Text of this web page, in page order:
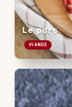
Le porc
VIANDE